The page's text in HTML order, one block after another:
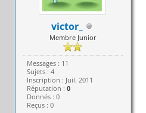
victor_
Membre Junior
Messages : 11
Sujets : 4
Inscription : Juil. 2011
Réputation : 0
Donnés : 0
Reçus : 0